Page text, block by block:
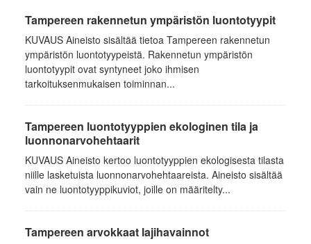
Tampereen rakennetun ympäristön luontotyypit
KUVAUS Aineisto sisältää tietoa Tampereen rakennetun
ympäristön luontotyypeistä. Rakennetun ympäristön
luontotyypit ovat syntyneet joko ihmisen
tarkoituksenmukaisen toiminnan...
Tampereen luontotyyppien ekologinen tila ja
luonnonarvohehtaarit
KUVAUS Aineisto kertoo luontotyyppien ekologisesta tilasta
niille lasketuista luonnonarvohehtaareista. Aineisto sisältää
vain ne luontotyyppikuviot, joille on määritelty...
Tampereen arvokkaat lajihavainnot